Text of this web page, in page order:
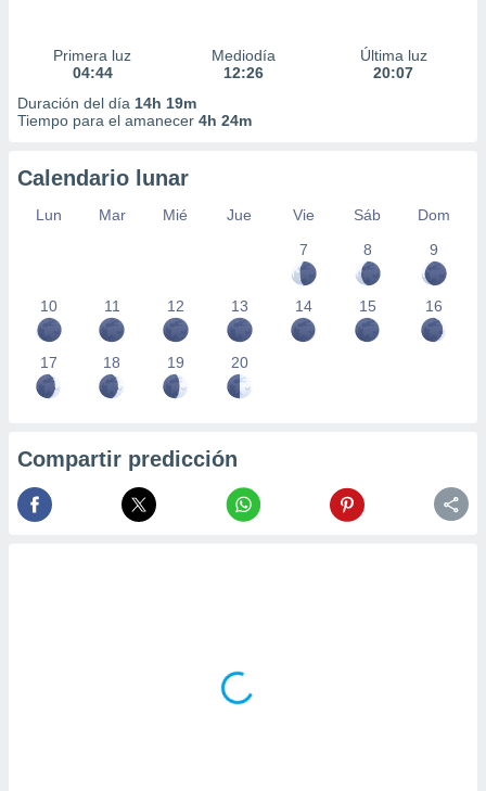
Primera luz
04:44
Mediodía
12:26
Última luz
20:07
Duración del día 14h 19m
Tiempo para el amanecer 4h 24m
Calendario lunar
Lun Mar Mié Jue Vie Sáb
Dom
7
8 9
10 11 12 13 14 15 16
17 18 19 20
Compartir predicción